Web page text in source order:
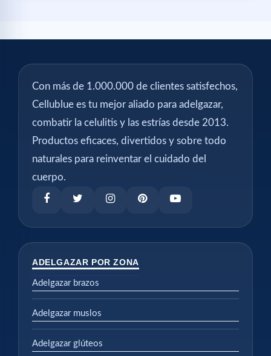
Con más de 1.000.000 de clientes satisfechos,
Cellublue es tu mejor aliado para adelgazar,
combatir la celulitis y las estrías desde 2013.
Productos eficaces, divertidos y sobre todo
naturales para reinventar el cuidado del
cuerpo.
ADELGAZAR POR ZONA
Adelgazar brazos
Adelgazar muslos
Adelgazar glúteos